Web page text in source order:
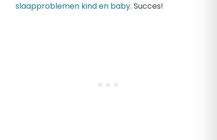
slaapproblemen kind en baby. Succes!